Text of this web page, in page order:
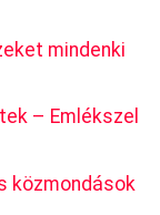
mindenki
– Emlékszel
közmondások